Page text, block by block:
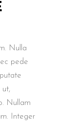
Nulla
pede
ut,
Nullam
Integer